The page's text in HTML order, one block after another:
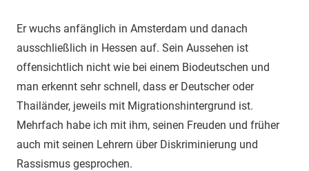
Er wuchs anfänglich in Amsterdam und danach
ausschließlich in Hessen auf. Sein Aussehen ist
offensichtlich nicht wie bei einem Biodeutschen und
man erkennt sehr schnell, dass er Deutscher oder
Thailänder, jeweils mit Migrationshintergrund ist.
Mehrfach habe ich mit ihm, seinen Freuden und früher
auch mit seinen Lehrern über Diskriminierung und
Rassismus gesprochen.